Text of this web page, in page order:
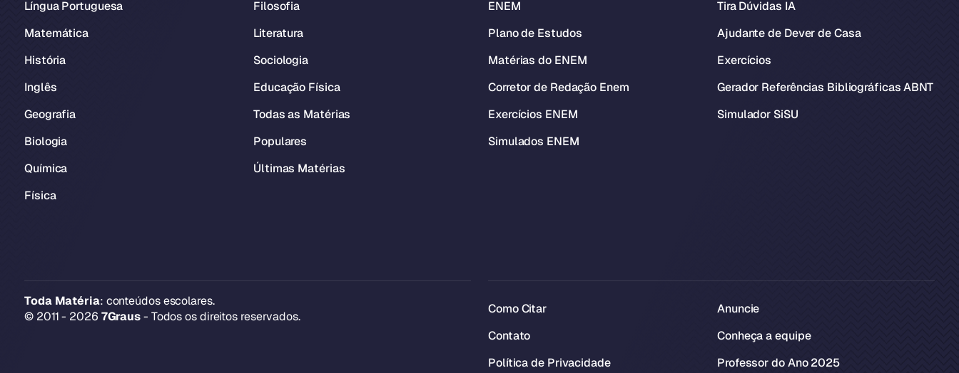
Língua Portuguesa
Matemática
História
Inglês
Geografia
Biologia
Química
Física
Filosofia
Literatura
Sociologia
Educação Física
Todas as Matérias
Populares
Últimas Matérias
ENEM
Plano de Estudos
Matérias do ENEM
Corretor de Redação Enem
Exercícios ENEM
Simulados ENEM
Tira Dúvidas IA
Ajudante de Dever de Casa
Exercícios
Gerador Referências Bibliográficas ABNT
Simulador SiSU
Toda Matéria: conteúdos escolares.
© 2011 - 2026 7Graus- Todos os direitos reservados.
Como Citar
Contato
Política de Privacidade
Anuncie
Conheça a equipe
Professor do Ano 2025